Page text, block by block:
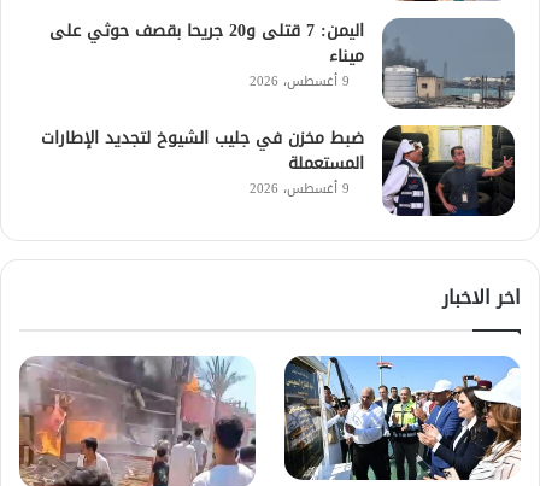
اليمن: 7 قتلى و20 جريحا بقصف حوثي على
ميناء
9 أغسطس، 2026
ضبط مخزن في جليب الشيوخ لتجديد الإطارات
المستعملة
9 أغسطس، 2026
اخر الاخبار